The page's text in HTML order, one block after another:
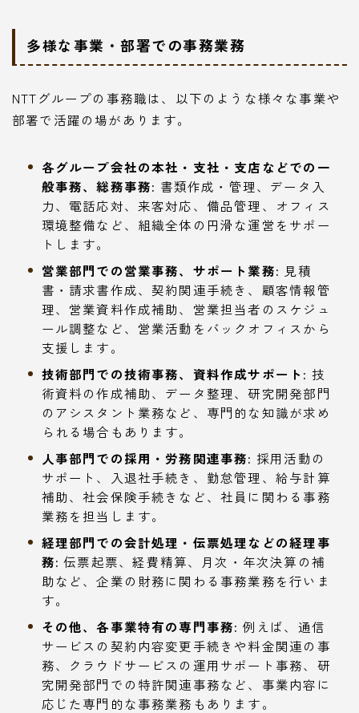
多様な事業・部署での事務業務
NTTグループの事務職は、以下のような様々な事業や
部署で活躍の場があります。
各グループ会社の本社・支社・支店などでの一
般事務、総務事務: 書類作成・管理、データ入
力、電話応対、来客対応、備品管理、オフィス
環境整備など、組織全体の円滑な運営をサポー
トします。
営業部門での営業事務、サポート業務: 見積
書・請求書作成、契約関連手続き、顧客情報管
理、営業資料作成補助、営業担当者のスケジュ
ール調整など、営業活動をバックオフィスから
支援します。
技術部門での技術事務、資料作成サポート: 技
術資料の作成補助、データ整理、研究開発部門
のアシスタント業務など、専門的な知識が求め
られる場合もあります。
人事部門での採用・労務関連事務: 採用活動の
サポート、入退社手続き、勤怠管理、給与計算
補助、社会保険手続きなど、社員に関わる事務
業務を担当します。
経理部門での会計処理・伝票処理などの経理事
務: 伝票起票、経費精算、月次・年次決算の補
助など、企業の財務に関わる事務業務を行いま
す。
その他、各事業特有の専門事務: 例えば、通信
サービスの契約内容変更手続きや料金関連の事
務、クラウドサービスの運用サポート事務、研
究開発部門での特許関連事務など、事業内容に
応じた専門的な事務業務もあります。